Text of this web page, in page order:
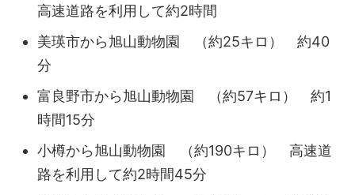
高速道路を利用して約2時間
美瑛市から旭山動物園 （約25キロ） 約40
分
富良野市から旭山動物園 （約57キロ） 約1
時間15分
小樽から旭山動物園 （約190キロ） 高速道
路を利用して約2時間45分